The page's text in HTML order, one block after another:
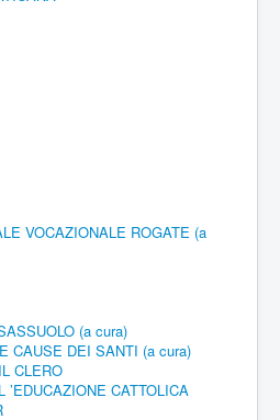
VOCAZIONALE ROGATE (a
(a cura)
CAUSE DEI SANTI (a cura)
CLERO
CATTOLICA